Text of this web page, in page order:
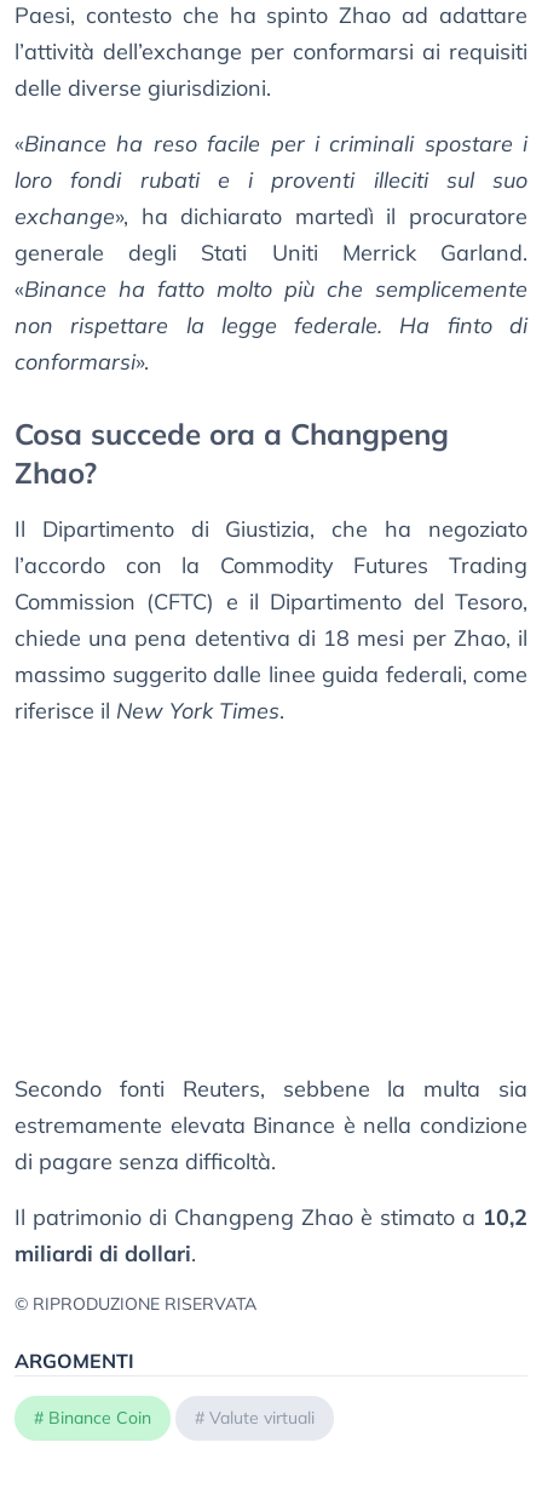
Paesi, contesto che ha spinto Zhao ad adattare
l’attività dell’exchange per conformarsi ai requisiti
delle diverse giurisdizioni.
«Binance ha reso facile per i criminali spostare i
loro fondi rubati e i proventi illeciti sul suo
exchange», ha dichiarato martedì il procuratore
generale degli Stati Uniti Merrick Garland.
«Binance ha fatto molto più che semplicemente
non rispettare la legge federale. Ha finto di
conformarsi».
Cosa succede ora a Changpeng
Zhao?
Il Dipartimento di Giustizia, che ha negoziato
l’accordo con la Commodity Futures Trading
Commission (CFTC) e il Dipartimento del Tesoro,
chiede una pena detentiva di 18 mesi per Zhao, il
massimo suggerito dalle linee guida federali, come
riferisce il New York Times.
Secondo fonti Reuters, sebbene la multa sia
estremamente elevata Binance è nella condizione
di pagare senza difficoltà.
Il patrimonio di Changpeng Zhao è stimato a 10,2
miliardi di dollari.
© RIPRODUZIONE RISERVATA
ARGOMENTI
# Binance Coin # Valute virtuali